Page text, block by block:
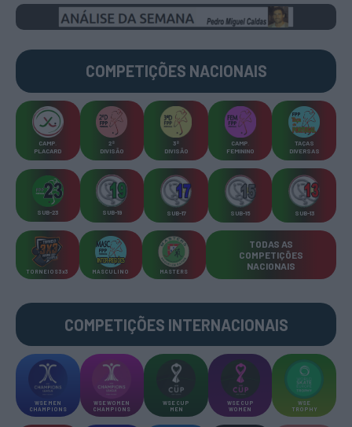
COMPETIÇÕES NACIONAIS
CAMP
PLACARD
2ª
DIVISÃO
3ª
DIVISÃO
CAMP
FEMININO
TAÇAS
DIVERSAS
SUB-23 SUB-19 SUB-17 SUB-15 SUB-13
TORNEIOS 3x3 MASCULINO MASTERS
TODAS AS
COMPETIÇÕES
NACIONAIS
COMPETIÇÕES INTERNACIONAIS
WSE MEN
CHAMPIONS
WSE WOMEN
CHAMPIONS
WSE CUP
MEN
WSE CUP
WOMEN
WSE
TROPHY